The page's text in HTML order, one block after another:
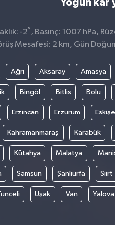
Yoğun kar
-2° , Basınç: 1007 hPa,
Mesafesi: 2 km, Gün
Ağrı Aksaray Amasya
Bingöl Bitlis Bolu
Erzincan Erzurum
Kahramanmaraş Karabük
Kütahya Malatya
Samsun Şanlıurfa Siirt
Uşak Van Yalova